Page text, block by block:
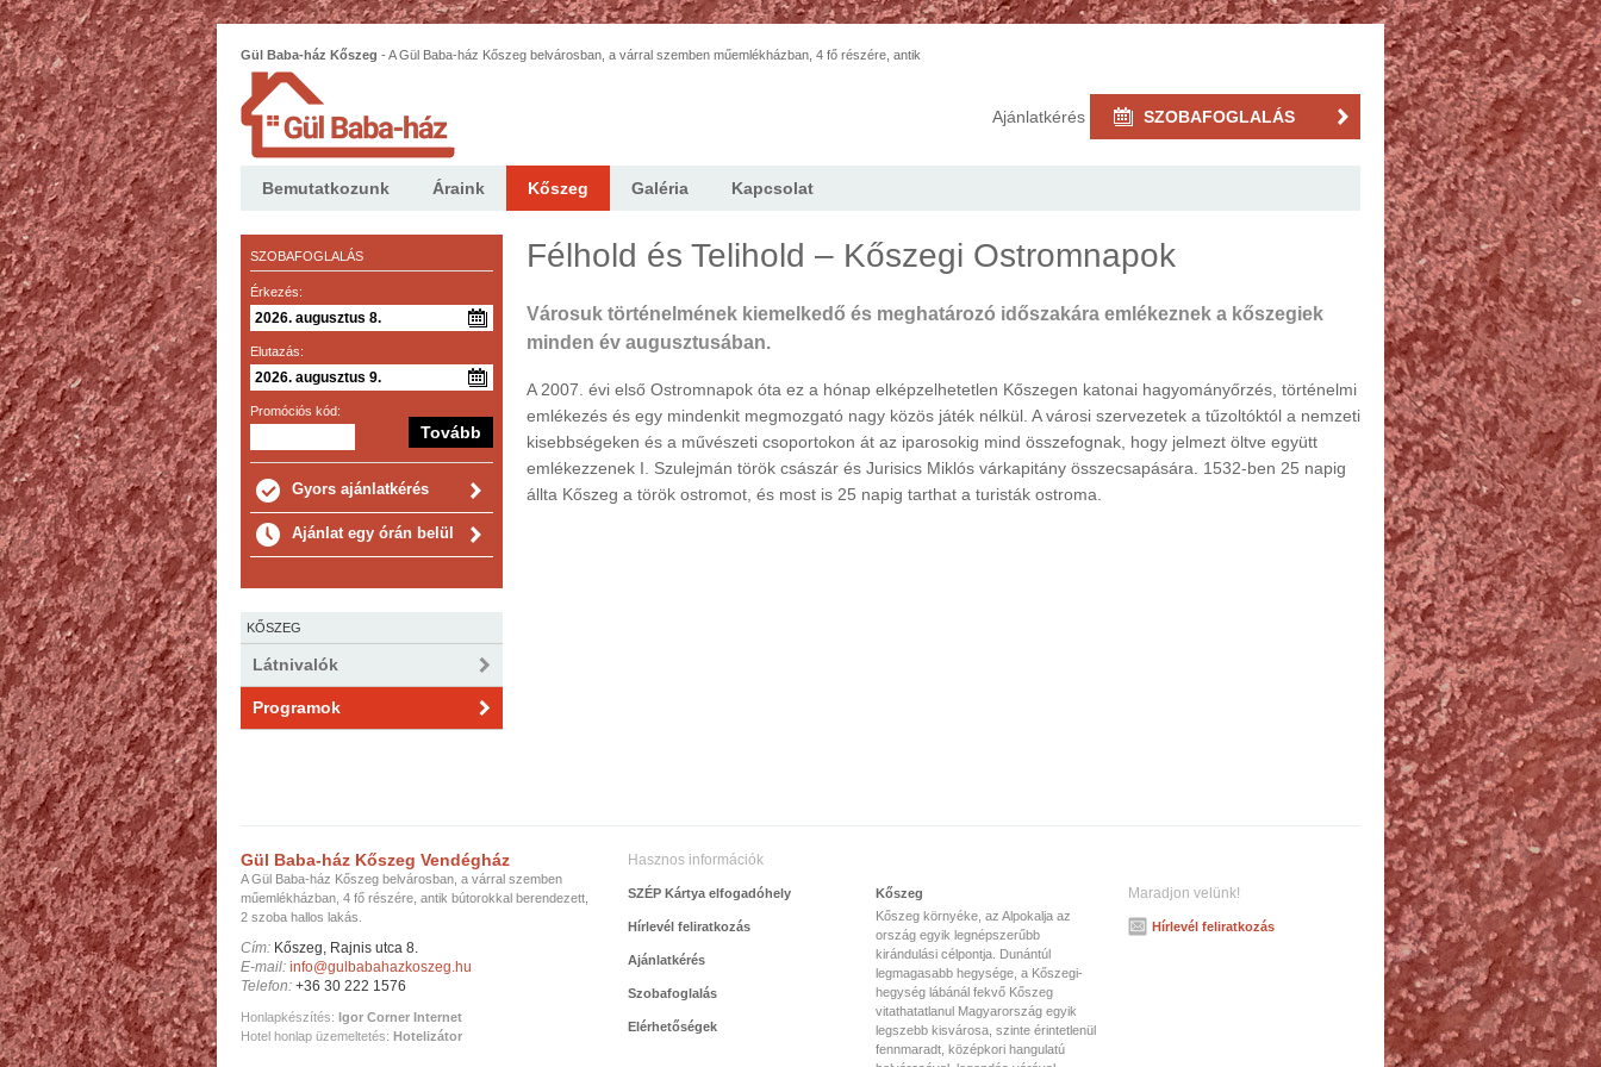
Gül Baba-ház Kőszeg - A Gül Baba-ház Kőszeg belvárosban, a várral szemben műemlékházban, 4 fő részére, antik
bútorokkal berendezett, 2 szoba hallos lakás.
Ajánlatkérés SZOBAFOGLALÁS
Bemutatkozunk Áraink Kőszeg Galéria Kapcsolat
Félhold és Telihold – Kőszegi Ostromnapok
Városuk történelmének kiemelkedő és meghatározó időszakára emlékeznek a kőszegiek
minden év augusztusában.
A 2007. évi első Ostromnapok óta ez a hónap elképzelhetetlen Kőszegen katonai hagyományőrzés, történelmi
emlékezés és egy mindenkit megmozgató nagy közös játék nélkül. A városi szervezetek a tűzoltóktól a nemzeti
kisebbségeken és a művészeti csoportokon át az iparosokig mind összefognak, hogy jelmezt öltve együtt
emlékezzenek I. Szulejmán török császár és Jurisics Miklós várkapitány összecsapására. 1532-ben 25 napig
állta Kőszeg a török ostromot, és most is 25 napig tarthat a turisták ostroma.
SZOBAFOGLALÁS
Érkezés:
Elutazás:
Promóciós kód:
Gyors ajánlatkérés
Ajánlat egy órán belül
KŐSZEG
Látnivalók
Programok
Gül Baba-ház Kőszeg Vendégház
A Gül Baba-ház Kőszeg belvárosban, a várral szemben
műemlékházban, 4 fő részére, antik bútorokkal berendezett,
2 szoba hallos lakás.
Cím: Kőszeg, Rajnis utca 8.
E-mail: info@gulbabahazkoszeg.hu
Telefon: +36 30 222 1576
Honlapkészítés: Igor Corner Internet
Hotel honlap üzemeltetés: Hotelizátor
Hasznos információk
SZÉP Kártya elfogadóhely
Hírlevél feliratkozás
Ajánlatkérés
Szobafoglalás
Elérhetőségek
Kőszeg
Kőszeg környéke, az Alpokalja az
ország egyik legnépszerűbb
kirándulási célpontja. Dunántúl
legmagasabb hegysége, a Kőszegi-
hegység lábánál fekvő Kőszeg
vitathatatlanul Magyarország egyik
legszebb kisvárosa, szinte érintetlenül
fennmaradt, középkori hangulatú
Maradjon velünk!
Hírlevél feliratkozás